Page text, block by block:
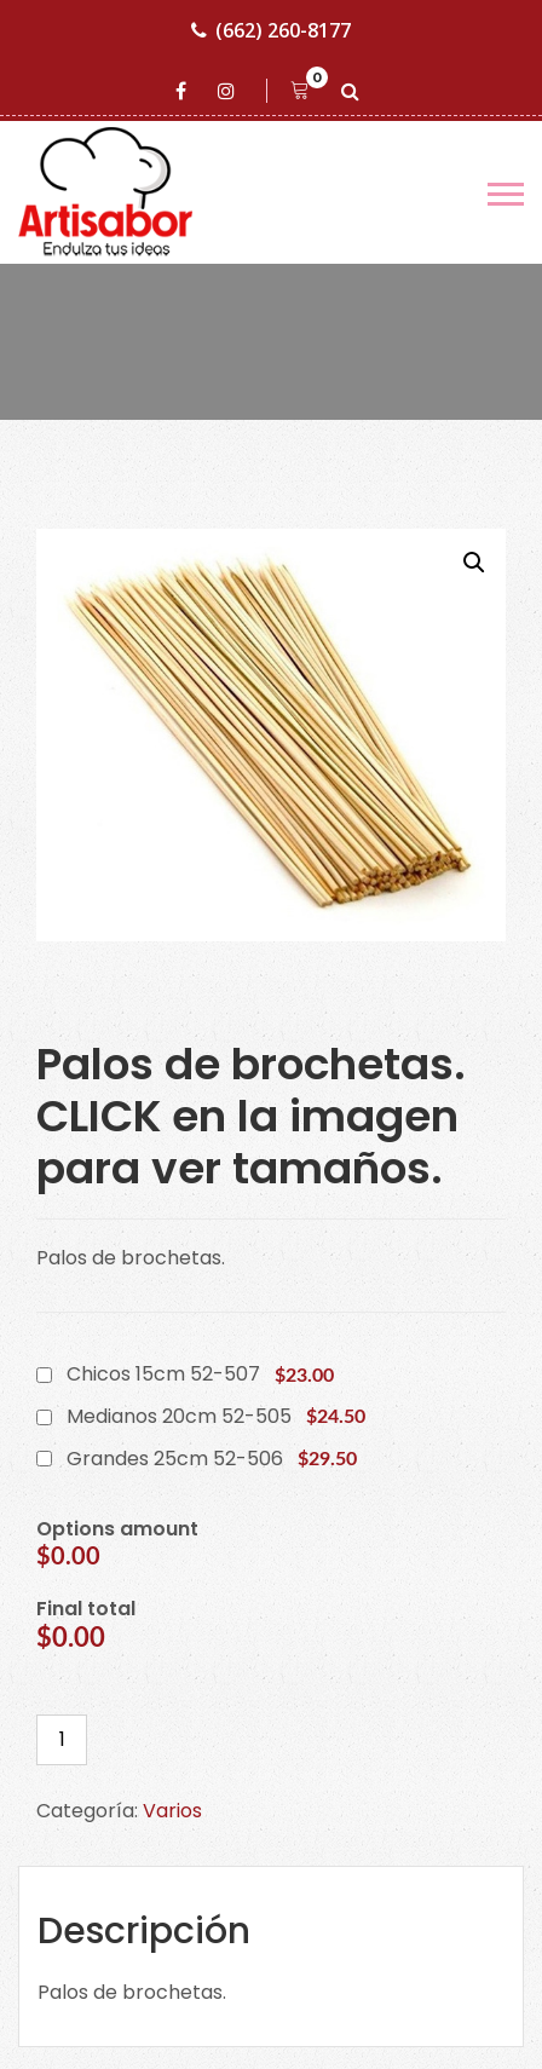
(662) 260-8177
0
Palos de brochetas.
CLICK en la imagen
para ver tamaños.
Palos de brochetas.
Chicos 15cm 52-507 $23.00
Medianos 20cm 52-505 $24.50
Grandes 25cm 52-506 $29.50
Options amount
$0.00
Final total
$0.00
Palos
de
CLICK
imagen
para
ver
cantidad
Categoría: Varios
Descripción
Palos de brochetas.